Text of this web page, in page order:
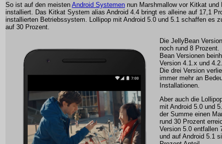
So ist auf den meisten Android Systemen nun Marshmallow vor Kitkat und
installiert. Das Kitkat System alias Android 4.4 bringt es alleine auf 17,1
installierten Betriebssystem. Lollipop mit Android 5.0 und 5.1 schaffen es
auf 30 Prozent.
Die JellyBean
noch rund 8 Prozent.
Bean Versionen
Version 4.1.x und
Die drei Version
immer mehr an
Installationen.
Aber auch die
mit Android 5.0 und
der Summe einen
rund 30 Prozent
Version 5.0 entfallen
und auf Android 5.1